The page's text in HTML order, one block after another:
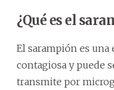
¿Qué es el
El sarampión es
contagiosa y puede
transmite por